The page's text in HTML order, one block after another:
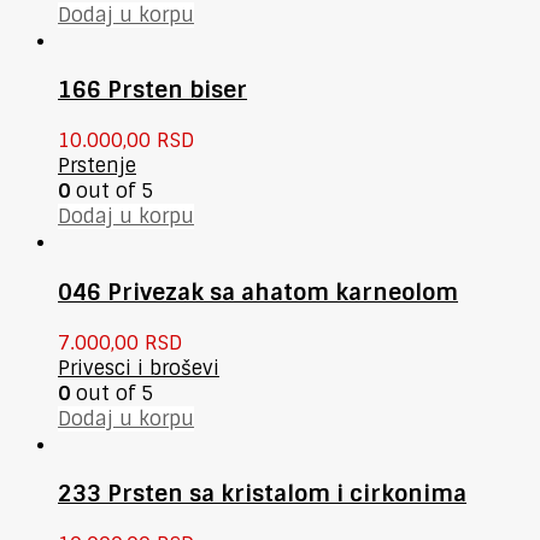
Dodaj u korpu
166 Prsten biser
10.000,00 RSD
Prstenje
0 out of 5
Dodaj u korpu
046 Privezak sa ahatom karneolom
7.000,00 RSD
Privesci i broševi
0 out of 5
Dodaj u korpu
233 Prsten sa kristalom i cirkonima